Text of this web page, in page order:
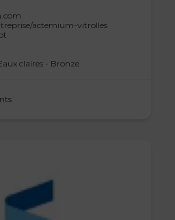
actemium-vitrolles
claires - Bronze